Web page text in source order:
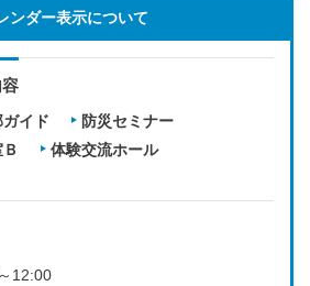
ンダー表示について
イド
防災セミナー
体験交流ホール
12:00